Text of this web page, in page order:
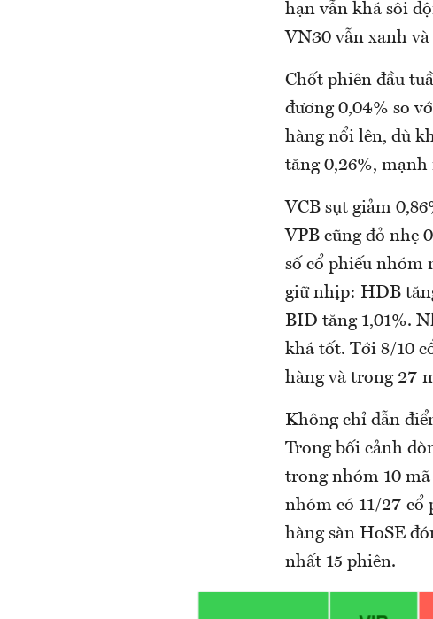
hạn vẫn khá sôi
VN30 vẫn xanh
Chốt phiên đầu
đương 0,04% so
hàng nổi lên, dù
tăng 0,26%,
VCB sụt giảm
VPB cũng đỏ nhẹ
số cổ phiếu nhóm
giữ nhịp: HDB
BID tăng 1,01%.
khá tốt. Tới 8/10
hàng và trong 27
Không chỉ dẫn
Trong bối cảnh
trong nhóm 10
nhóm có 11/27 cổ
hàng sàn HoSE
nhất 15 phiên.